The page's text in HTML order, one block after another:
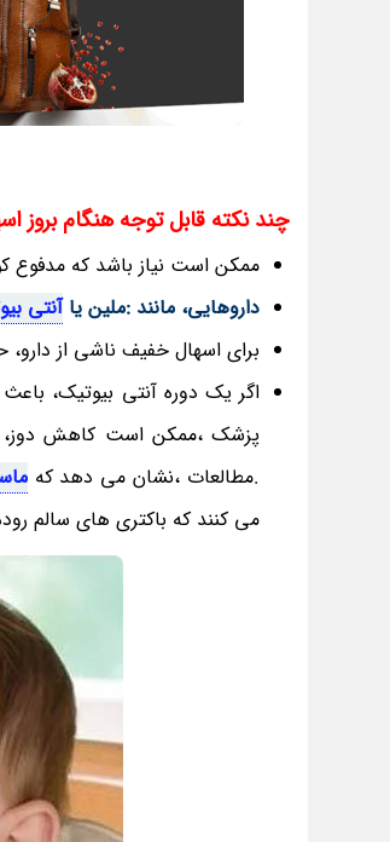
چند نکته قابل توجه هنگام بروز
ممکن است نیاز باشد که
داروهایی، مانند :ملین یاآنتی
برای اسهال خفیف ناشی از
اگر یک دوره آنتی بیوتیک،
پزشک ،ممکن است کاهش دوز،
.مطالعات ،نشان می دهد که
می کنند که باکتری های سالم